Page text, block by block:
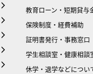
教育ローン・短期貸与
保険制度・経費補助
証明書発行・事務窓口
学生相談室・健康相談
休学・退学などについ